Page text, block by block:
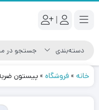
|
خانه »فروشگاه »پیستون ضربه زن